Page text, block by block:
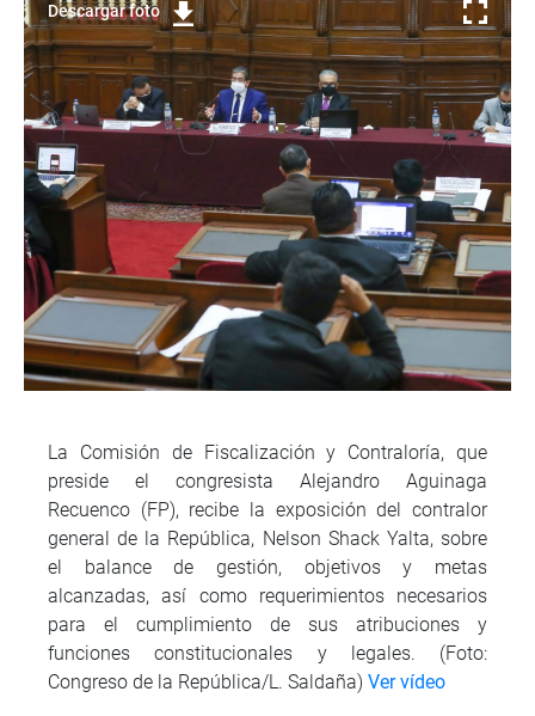
Descargar foto
La Comisión de Fiscalización y Contraloría, que
preside el congresista Alejandro Aguinaga
Recuenco (FP), recibe la exposición del contralor
general de la República, Nelson Shack Yalta, sobre
el balance de gestión, objetivos y metas
alcanzadas, así como requerimientos necesarios
para el cumplimiento de sus atribuciones y
funciones constitucionales y legales. (Foto:
Congreso de la República/L. Saldaña) Ver vídeo